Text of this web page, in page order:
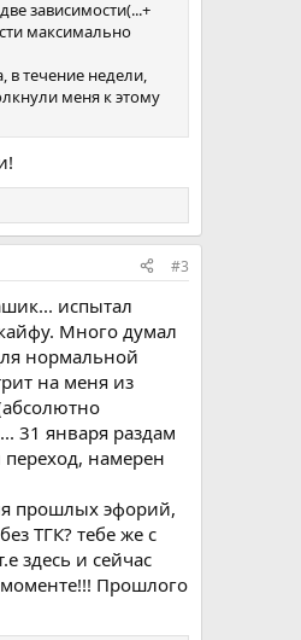
зависимости(...+
максимально
в течение недели,
меня к этому
#3
испытал
Много думал
нормальной
на меня из
31 января раздам
намерен
прошлых эфорий,
ТГК? тебе же с
здесь и сейчас
Прошлого